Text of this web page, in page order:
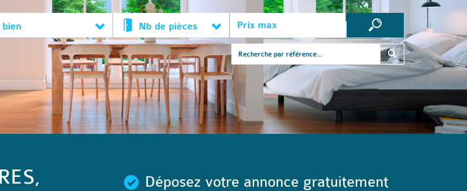
bien Nb de pièces
Déposez votre annonce gratuitement